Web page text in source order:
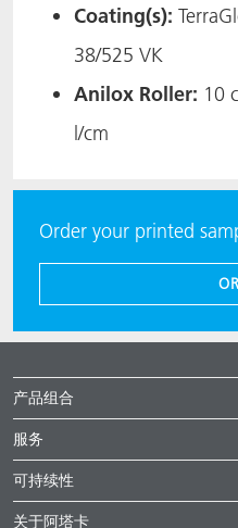
Coating(s):
38/525 VK​
Anilox Roller: 10
l/cm​
Order your printed
产品组合
服务
可持续性
关于阿塔卡